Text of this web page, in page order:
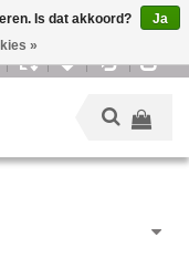
Is dat akkoord?
Ja
»